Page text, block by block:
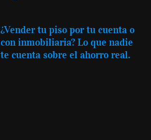
¿Vender tu piso por tu cuenta o
con inmobiliaria? Lo que nadie
te cuenta sobre el ahorro real.